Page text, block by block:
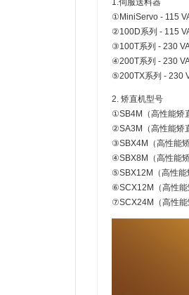
1.伺服送料器
①MiniServo - 115
②100D系列 - 115
③100T系列 - 230
④200T系列 - 230
⑤200TX系列 - 230
2. 矫直机型号
①SB4M（高性能矫
②SA3M（高性能矫
③SBX4M（高性能矫
④SBX8M（高性能矫
⑤SBX12M（高性能
⑥SCX12M（高性能
⑦SCX24M（高性能